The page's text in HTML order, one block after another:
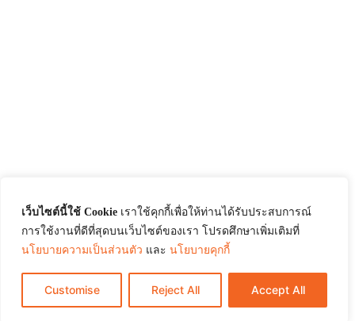
เว็บไซต์นี้ใช้ Cookie เราใช้คุกกี้เพื่อให้ท่านได้รับประสบการณ์
การใช้งานที่ดีที่สุดบนเว็บไซต์ของเรา โปรดศึกษาเพิ่มเติมที่
นโยบายความเป็นส่วนตัว และ นโยบายคุกกี้
Customise Reject All Accept All